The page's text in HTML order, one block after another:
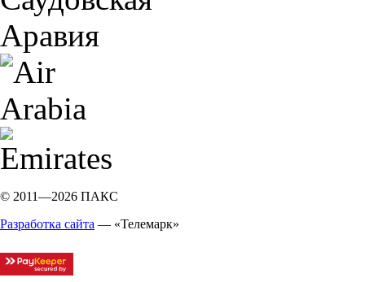
© 2011—2026 ПАКС
Разработка сайта — «Телемарк»